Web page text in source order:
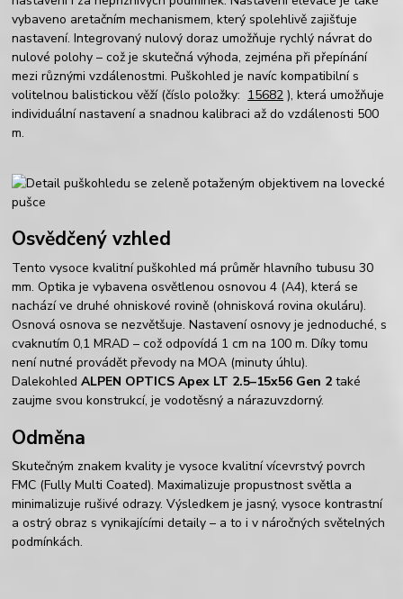
vybaveno aretačním mechanismem, který spolehlivě zajišťuje
nastavení. Integrovaný nulový doraz umožňuje rychlý návrat do
nulové polohy – což je skutečná výhoda, zejména při přepínání
mezi různými vzdálenostmi. Puškohled je navíc kompatibilní s
volitelnou balistickou věží (číslo položky: 15682 ), která umožňuje
individuální nastavení a snadnou kalibraci až do vzdálenosti 500
m.
Osvědčený vzhled
Tento vysoce kvalitní puškohled má průměr hlavního tubusu 30
mm. Optika je vybavena osvětlenou osnovou 4 (A4), která se
nachází ve druhé ohniskové rovině (ohnisková rovina okuláru).
Osnová osnova se nezvětšuje. Nastavení osnovy je jednoduché, s
cvaknutím 0,1 MRAD – což odpovídá 1 cm na 100 m. Díky tomu
není nutné provádět převody na MOA (minuty úhlu).
DalekohledALPEN OPTICS Apex LT 2.5–15x56 Gen 2 také
zaujme svou konstrukcí, je vodotěsný a nárazuvzdorný.
Odměna
Skutečným znakem kvality je vysoce kvalitní vícevrstvý povrch
FMC (Fully Multi Coated). Maximalizuje propustnost světla a
minimalizuje rušivé odrazy. Výsledkem je jasný, vysoce kontrastní
a ostrý obraz s vynikajícími detaily – a to i v náročných světelných
podmínkách.